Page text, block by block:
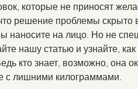
которые не приносят
решение проблемы скрыто
наносите на лицо. Но не
нашу статью и узнайте,
кто знает, возможно, она
с лишними килограммами.